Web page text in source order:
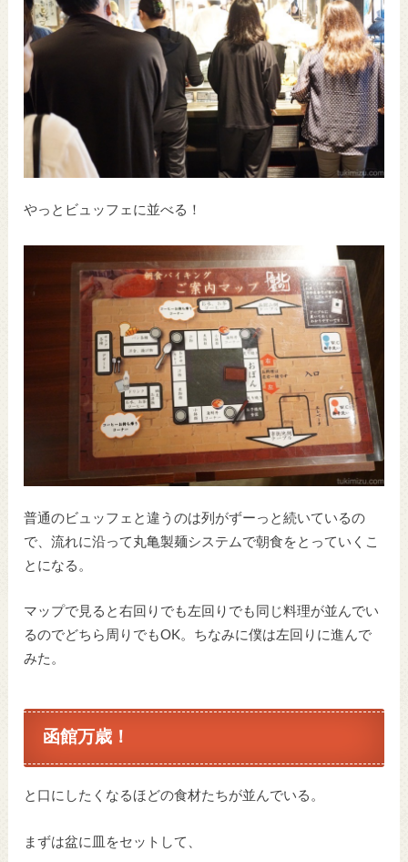
やっとビュッフェに並べる！
普通のビュッフェと違うのは列がずーっと続いているの
で、流れに沿って丸亀製麺システムで朝食をとっていくこ
とになる。
マップで見ると右回りでも左回りでも同じ料理が並んでい
るのでどちら周りでもOK。ちなみに僕は左回りに進んで
みた。
函館万歳！
と口にしたくなるほどの食材たちが並んでいる。
まずは盆に皿をセットして、